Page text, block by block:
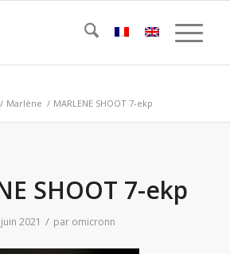
/ Marlène / MARLENE SHOOT 7-ekp
SHOOT 7-ekp
2021 / par omicronn